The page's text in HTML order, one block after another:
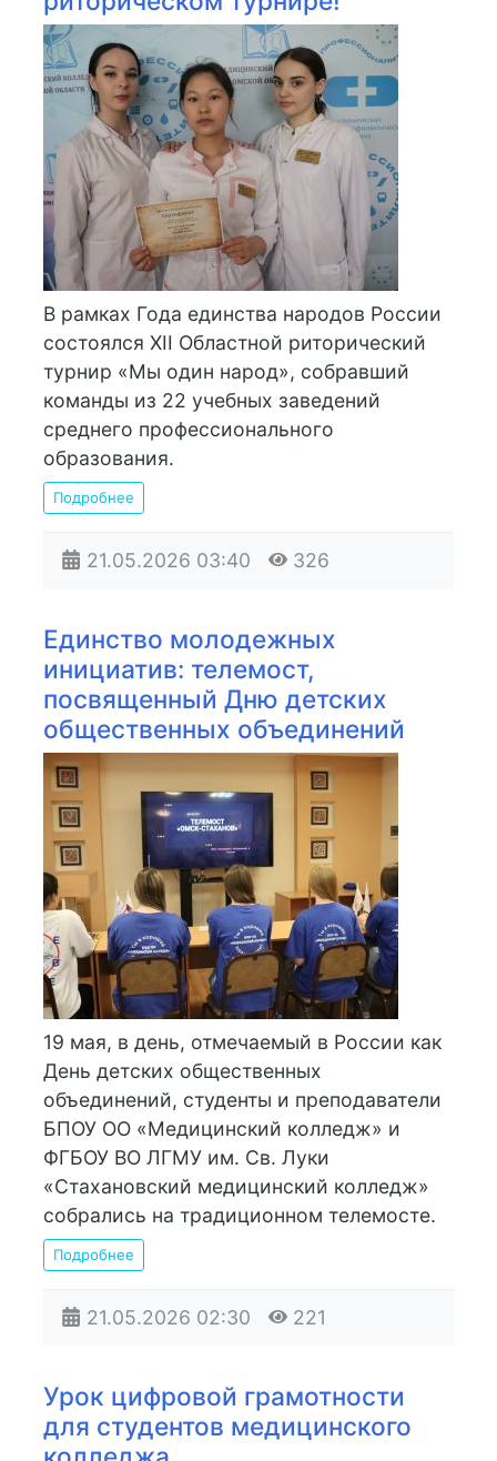
В рамках Года единства народов России
состоялся XII Областной риторический
турнир «Мы один народ», собравший
команды из 22 учебных заведений
среднего профессионального
образования.
Подробнее
21.05.2026 03:40 326
Единство молодежных
инициатив: телемост,
посвященный Дню детских
общественных объединений
19 мая, в день, отмечаемый в России как
День детских общественных
объединений, студенты и преподаватели
БПОУ ОО «Медицинский колледж» и
ФГБОУ ВО ЛГМУ им. Св. Луки
«Стахановский медицинский колледж»
собрались на традиционном телемосте.
Подробнее
21.05.2026 02:30 221
Урок цифровой грамотности
для студентов медицинского